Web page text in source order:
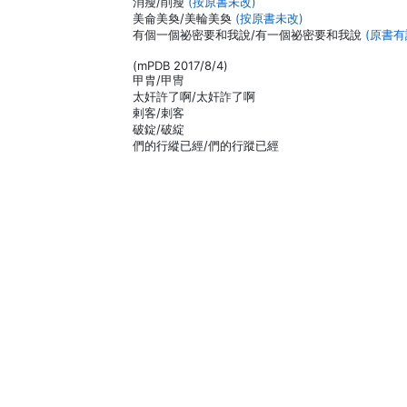
美侖美奐/美輪美奐 (按原書未改)
有個一個祕密要和我說/有一個祕密要和我說 (原書
(mPDB 2017/8/4)
甲胄/甲冑
太奸許了啊/太奸詐了啊
剌客/刺客
破錠/破綻
們的行縱已經/們的行蹤已經